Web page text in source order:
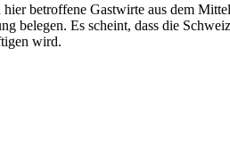
betroffene Gastwirte aus dem
belegen. Es scheint, dass die
wird.